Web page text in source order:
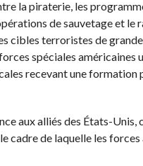
la piraterie, les
de sauvetage et le
cibles terroristes de
spéciales américaines
recevant une formation
aux alliés des États-Unis,
cadre de laquelle les